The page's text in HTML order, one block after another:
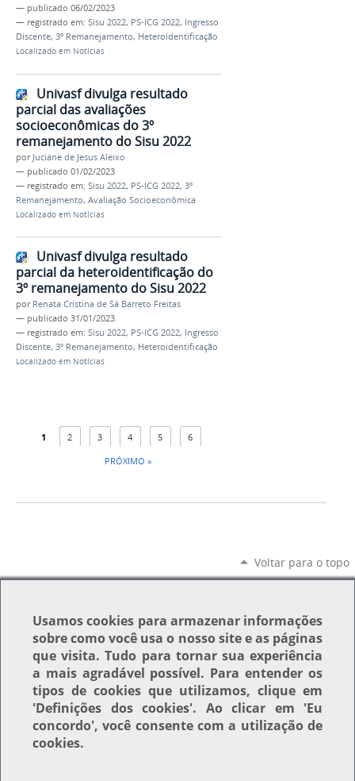
— publicado 06/02/2023
— registrado em: Sisu 2022, PS-ICG 2022, Ingresso
Discente, 3º Remanejamento, Heteroidentificação
Localizado em Notícias
Univasf divulga resultado
parcial das avaliações
socioeconômicas do 3º
remanejamento do Sisu 2022
por Juciane de Jesus Aleixo
— publicado 01/02/2023
— registrado em: Sisu 2022, PS-ICG 2022, 3º
Remanejamento, Avaliação Socioeconômica
Localizado em Notícias
Univasf divulga resultado
parcial da heteroidentificação do
3º remanejamento do Sisu 2022
por Renata Cristina de Sá Barreto Freitas
— publicado 31/01/2023
— registrado em: Sisu 2022, PS-ICG 2022, Ingresso
Discente, 3º Remanejamento, Heteroidentificação
Localizado em Notícias
1 2 3 4 5
6
PRÓXIMO »
Voltar para o topo
Usamoscookies para armazenar informações
sobre como você usa o nosso site e as páginas
que visita. Tudo para tornar sua experiência
a mais agradável possível. Para entender os
tipos de cookies que utilizamos, clique em
'Definições dos cookies'. Ao clicar em 'Eu
concordo', você consente com a utilização de
cookies.